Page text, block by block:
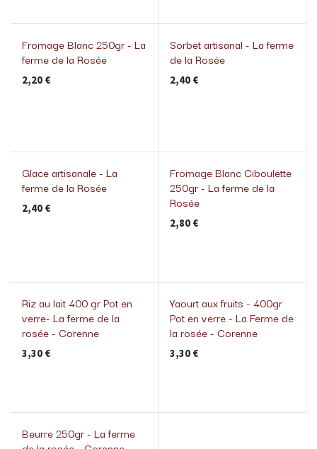
Fromage Blanc 250gr - La
ferme de la Rosée
2,20 €
Nouveau!
Sorbet artisanal - La ferme
de la Rosée
2,40€
Nouveau!
Glace artisanale - La
ferme de la Rosée
2,40 €
Fromage Blanc Ciboulette
250gr - La ferme de la
Rosée
2,80€
Riz au lait 400 gr Pot en
verre- La ferme de la
rosée - Corenne
3,30 €
Yaourt aux fruits - 400gr
Pot en verre - La Ferme de
la rosée - Corenne
3,30€
Beurre 250gr - La ferme